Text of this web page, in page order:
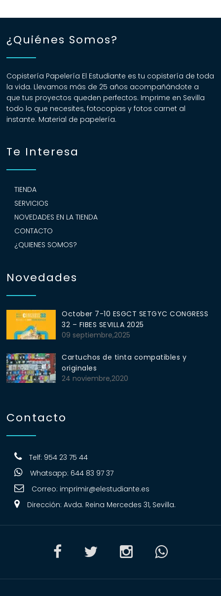
¿Quiénes Somos?
Copistería Papelería El Estudiante es tu copistería de toda
la vida. Llevamos más de 25 años acompañándote a
que tus proyectos queden perfectos. Imprime en Sevilla
todo lo que necesites, fotocopias y fotos carnet al
instante. Material de papelería.
Te Interesa
TIENDA
SERVICIOS
NOVEDADES EN LA TIENDA
CONTACTO
¿QUIENES SOMOS?
Novedades
October 7-10 ESGCT SETGYC CONGRESS
32 – FIBES SEVILLA 2025
09 septiembre,2025
Cartuchos de tinta compatibles y
originales
24 noviembre,2020
Contacto
Telf: 954 23 75 44
Whatsapp: 644 83 97 37
Correo: imprimir@elestudiante.es
Dirección: Avda. Reina Mercedes 31, Sevilla.